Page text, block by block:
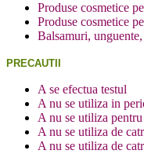
Produse cosmetice
Produse cosmetice
Balsamuri,
PRECAUTII
A se efectua testul
A nu se utiliza in
A nu se utiliza
A nu se utiliza de
A nu se utiliza de